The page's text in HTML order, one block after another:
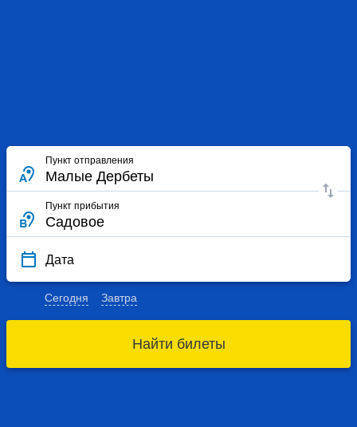
Пункт отправления
Пункт прибытия
Дата
Сегодня Завтра
Найти билеты